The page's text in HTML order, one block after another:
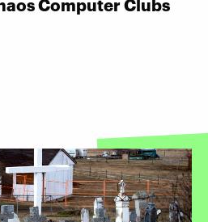
Computer Clubs